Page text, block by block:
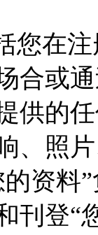
您在
合或
供的
、照
资料
刊登“